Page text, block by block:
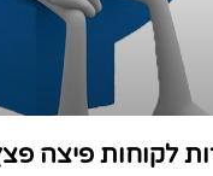
לקוחות פיצה